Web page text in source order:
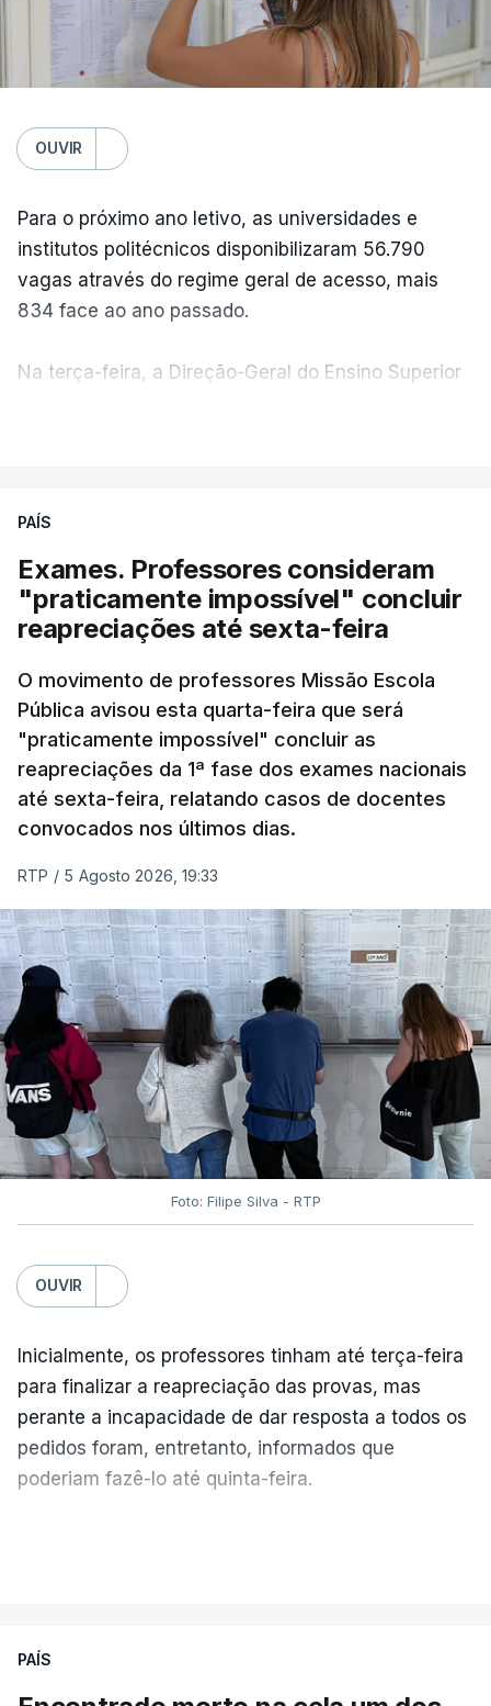
OUVIR
Para o próximo ano letivo, as universidades e
institutos politécnicos disponibilizaram 56.790
vagas através do regime geral de acesso, mais
834 face ao ano passado.
Na terça-feira, a Direção-Geral do Ensino Superior
No primeiro dia do concurso deste ano, apenas
304 alunos tinham apresentado candidatura, muito
abaixo dos 10 mil que o tinham feito no primeiro dia
do concurso do ano passado.
Pela primeira vez este ano, quase 300 mil exames
nacionais do ensino secundário foram avaliados
em formato digital, mas o processo registou várias
falhas técnicas, obrigando ao adiamento por
alguns dias da divulgação das notas.
PAÍS
Exames. Professores consideram
"praticamente impossível" concluir
reapreciações até sexta-feira
O movimento de professores Missão Escola
Pública avisou esta quarta-feira que será
"praticamente impossível" concluir as
reapreciações da 1ª fase dos exames nacionais
até sexta-feira, relatando casos de docentes
convocados nos últimos dias.
RTP / 5 Agosto 2026, 19:33
Foto: Filipe Silva - RTP
OUVIR
Inicialmente, os professores tinham até terça-feira
para finalizar a reapreciação das provas, mas
perante a incapacidade de dar resposta a todos os
pedidos foram, entretanto, informados que
poderiam fazê-lo até quinta-feira.
No domingo, estavam concluídos cerca de 50 por
cento dos mais de 20 mil pedidos de reapreciação,
PAÍS